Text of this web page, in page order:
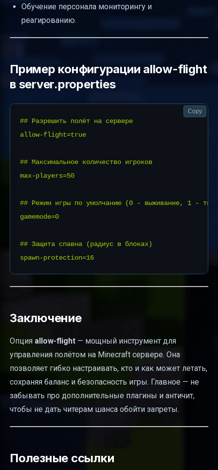
Обучение персонала мониторингу и
реагированию.
Пример конфигурации allow-flight
в server.properties
## Разрешить полёт на сервере
allow-flight=true
## Максимальное количество игроков
max-players=50
## Режим игры по умолчанию (0 - выживание, 1 -
gamemode=0
## Защита спавна (радиус в блоках)
Copy
Заключение
Опция allow-flight — мощный инструмент для
управления полётом на Minecraft сервере. Она
позволяет гибко настраивать, кто и как может летать,
сохраняя баланс и безопасность игры. Главное — не
забывать про дополнительные плагины и античит,
чтобы не дать читерам шанса обойти запреты.
Полезные ссылки